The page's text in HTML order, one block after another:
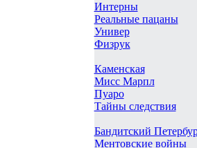
Интерны
Реальные пацаны
Универ
Физрук
Каменская
Мисс Марпл
Пуаро
Тайны следствия
Бандитский
Ментовские войны